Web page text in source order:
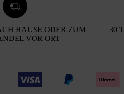
HAUSE ODER ZUM
VOR ORT
30